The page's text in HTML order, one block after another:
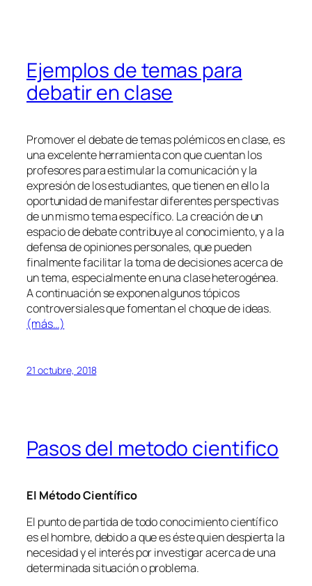
Ejemplos de temas para
debatir en clase
Promover el debate de temas polémicos en clase, es
una excelente herramienta con que cuentan los
profesores para estimular la comunicación y la
expresión de los estudiantes, que tienen en ello la
oportunidad de manifestar diferentes perspectivas
de un mismo tema específico. La creación de un
espacio de debate contribuye al conocimiento, y a la
defensa de opiniones personales, que pueden
finalmente facilitar la toma de decisiones acerca de
un tema, especialmente en una clase heterogénea.
A continuación se exponen algunos tópicos
controversiales que fomentan el choque de ideas.
(más…)
21 octubre, 2018
Pasos del metodo cientifico
El Método Científico
El punto de partida de todo conocimiento científico
es el hombre, debido a que es éste quien despierta la
necesidad y el interés por investigar acerca de una
determinada situación o problema.